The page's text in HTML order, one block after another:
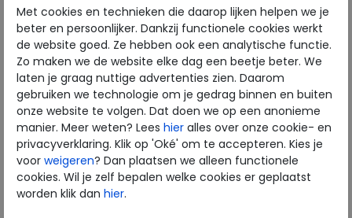
Rohde
Soltau-H black
wijdte Wijdtemaat G+
€ 39,95
€ 31,96
Beschikbare maten
41 42 44 46
Rohde
6736-82 anthracite
wijdte Wijdtemaat G
€ 79,95
€ 63,96
Beschikbare maten
41 45 46
Met cookies en technieken die daarop lijken helpen we je
beter en persoonlijker. Dankzij functionele cookies werkt
de website goed. Ze hebben ook een analytische functie.
Zo maken we de website elke dag een beetje beter. We
laten je graag nuttige advertenties zien. Daarom
gebruiken we technologie om je gedrag binnen en buiten
onze website te volgen. Dat doen we op een anonieme
manier. Meer weten? Lees hier alles over onze cookie- en
privacyverklaring. Klik op 'Oké' om te accepteren. Kies je
voor weigeren? Dan plaatsen we alleen functionele
cookies. Wil je zelf bepalen welke cookies er geplaatst
worden klik dan hier.